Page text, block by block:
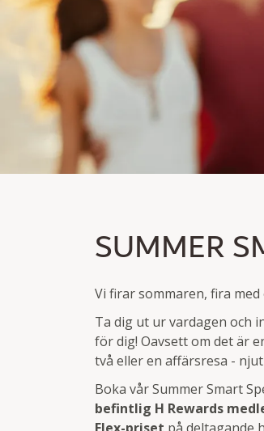
Bli medlem och spara upp till 30%
Övernattning exkl./incl. frukost
SUMMER
Vi firar sommaren, fira med
Ta dig ut ur vardagen och
för dig! Oavsett om det är
två eller en affärsresa -
Boka vår Summer Smart
befintlig H Rewards